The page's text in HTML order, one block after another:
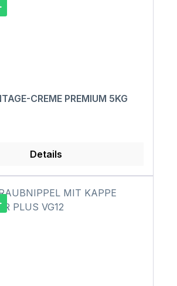
CREME PREMIUM 5KG
Details